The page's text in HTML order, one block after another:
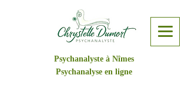
Psychanalyste à Nîmes
Psychanalyse en ligne